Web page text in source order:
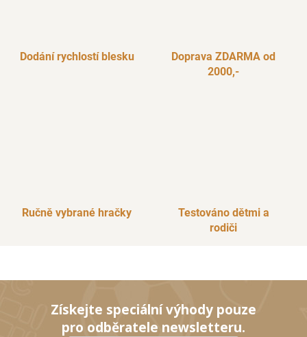
Dodání rychlostí blesku
Doprava ZDARMA od
2000,-
Ručně vybrané hračky
Testováno dětmi a
rodiči
Získejte speciální výhody pouze
pro odběratele newsletteru.